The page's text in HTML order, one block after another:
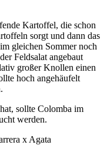
Kartoffel, die schon
sorgt und dann das
gleichen Sommer noch
Feldsalat angebaut
großer Knollen einen
hoch angehäufelt
sollte Colomba im
werden.
x Agata